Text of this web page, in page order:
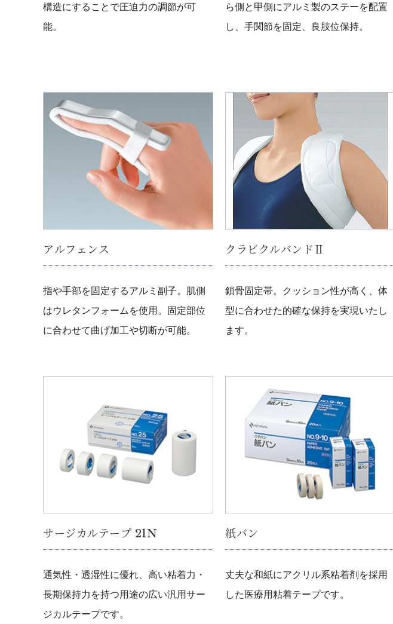
構造にすることで圧迫力の調節が可
能。
ら側と甲側にアルミ製のステーを配置
し、手関節を固定、良肢位保持。
アルフェンス
指や手部を固定するアルミ副子。肌側
はウレタンフォームを使用。固定部位
に合わせて曲げ加工や切断が可能。
クラビクルバンドⅡ
鎖骨固定帯。クッション性が高く、体
型に合わせた的確な保持を実現いたし
ます。
サージカルテープ 21N
通気性・透湿性に優れ、高い粘着力・
長期保持力を持つ用途の広い汎用サー
ジカルテープです。
紙バン
丈夫な和紙にアクリル系粘着剤を採用
した医療用粘着テープです。